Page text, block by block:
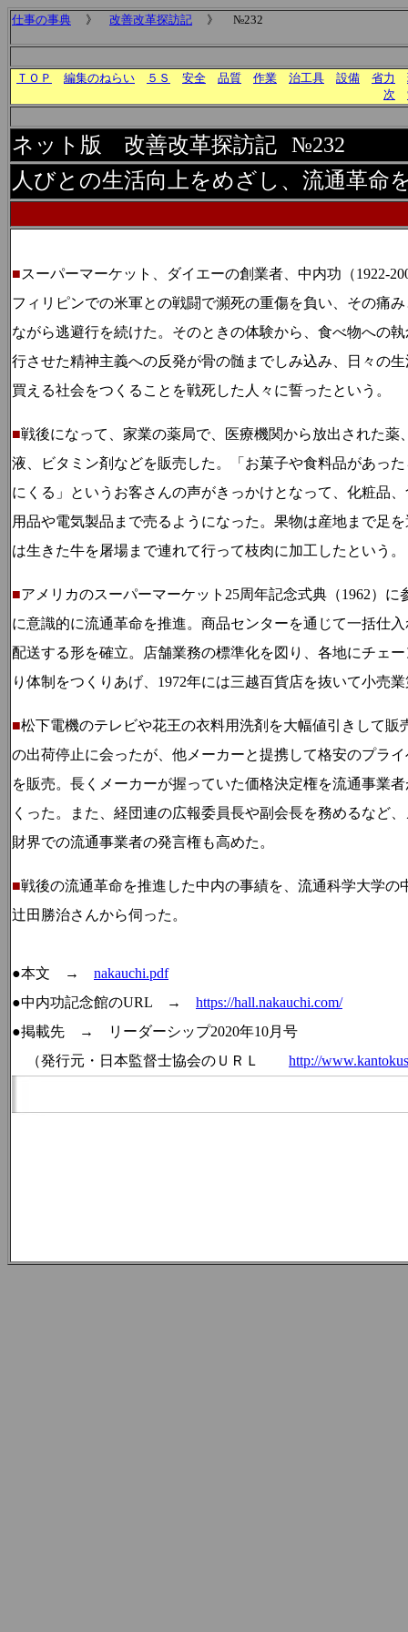
仕事の事典 》 改善改革探訪記 》 №232
ＴＯＰ 編集のねらい ５Ｓ 安全 品質 作業 治工具 設備 省力
次
ネット版 改善改革探訪記
№232
人びとの生活向上をめざし、流通革命
■スーパーマーケット、ダイエーの創業者、中内功（1922-
フィリピンでの米軍との戦闘で瀕死の重傷を負い、その痛
ながら逃避行を続けた。そのときの体験から、食べ物への
行させた精神主義への反発が骨の髄までしみ込み、日々の
買える社会をつくることを戦死した人々に誓ったという。
■戦後になって、家業の薬局で、医療機関から放出された薬
液、ビタミン剤などを販売した。「お菓子や食料品があっ
にくる」というお客さんの声がきっかけとなって、化粧品
用品や電気製品まで売るようになった。果物は産地まで足
は生きた牛を屠場まで連れて行って枝肉に加工したという。
■アメリカのスーパーマーケット 25周年記念式典（1962）に
に意識的に流通革命を推進。商品センターを通じて一括仕
配送する形を確立。店舗業務の標準化を図り、各地にチェ
り体制をつくりあげ、 1972年には三越百貨店を抜いて小売業
■松下電機のテレビや花王の衣料用洗剤を大幅値引きして販
の出荷停止に会ったが、他メーカーと提携して格安のプラ
を販売。長くメーカーが握っていた価格決定権を流通事業
くった。また、経団連の広報委員長や副会長を務めるなど
財界での流通事業者の発言権も高めた。
■戦後の流通革命を推進した中内の事績を、流通科学大学の
辻田勝治さんから伺った。
●本文 → nakauchi.pdf
●中内功記念館のURL → https://hall.nakauchi.com/
●掲載先 → リーダーシップ2020年10月号
（発行元・日本監督士協会のＵＲＬ http://